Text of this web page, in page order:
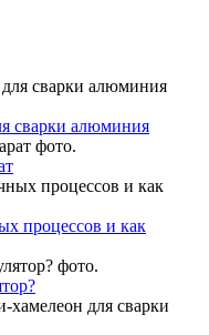
сварки алюминия
процессов и как